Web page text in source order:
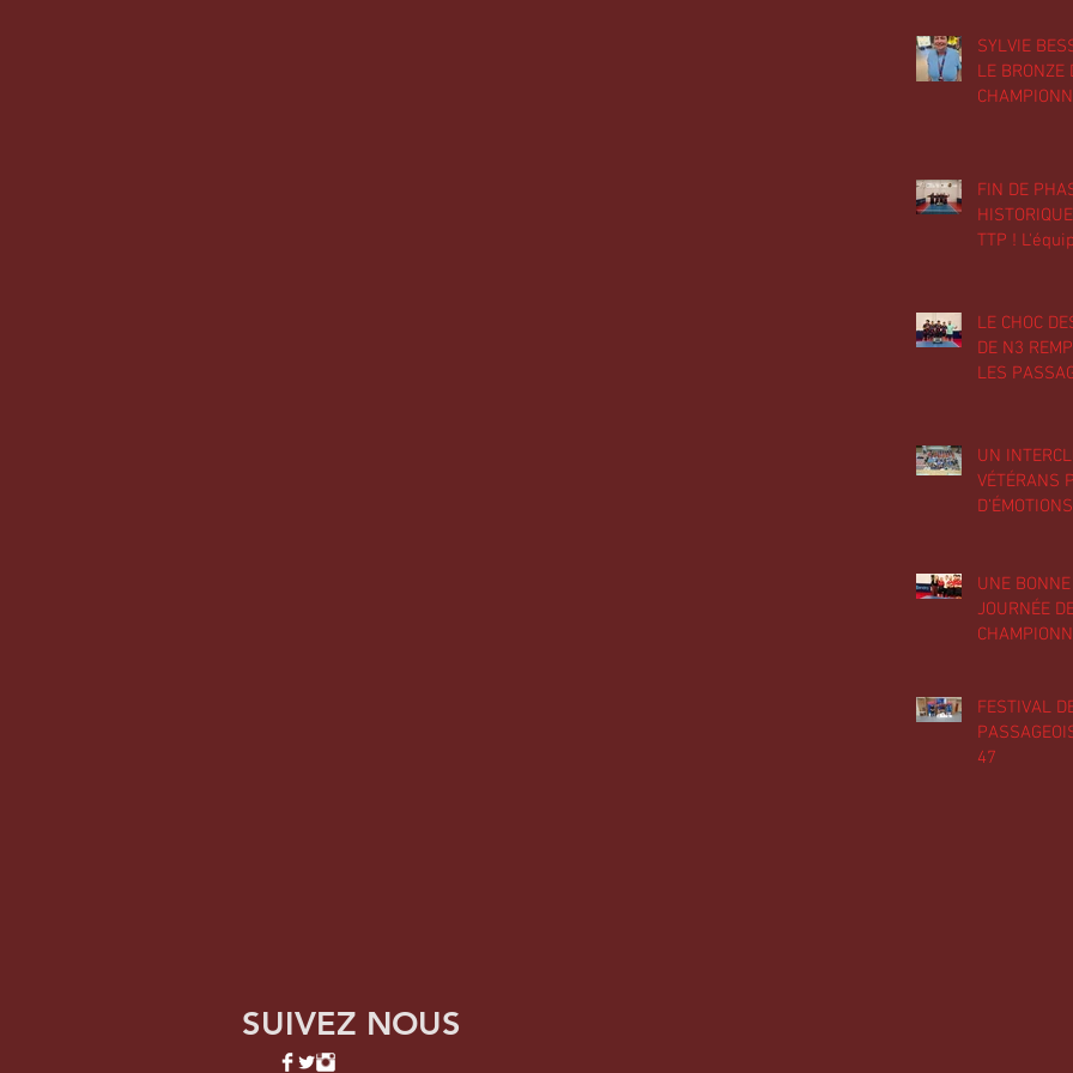
SYLVIE
LE BRONZE
FONT UNE
47
FIN DE
TTP !
l'équipe 4
régionale 2
équipes se
LE CHOC
DE N3
LES
UN
VÉTÉRANS
D’ÉMOTIONS AVEC LE
UNE
JOURNÉE
FESTIVAL
47
SUIVEZ NOUS